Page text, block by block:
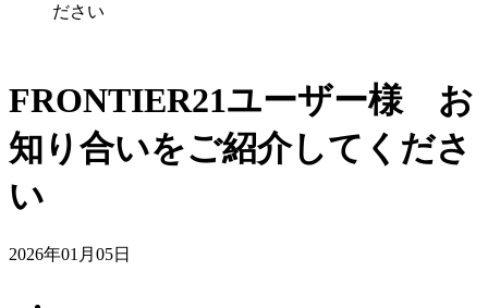
ださい
FRONTIER21ユーザー様 お
知り合いをご紹介してくださ
い
2026年01月05日